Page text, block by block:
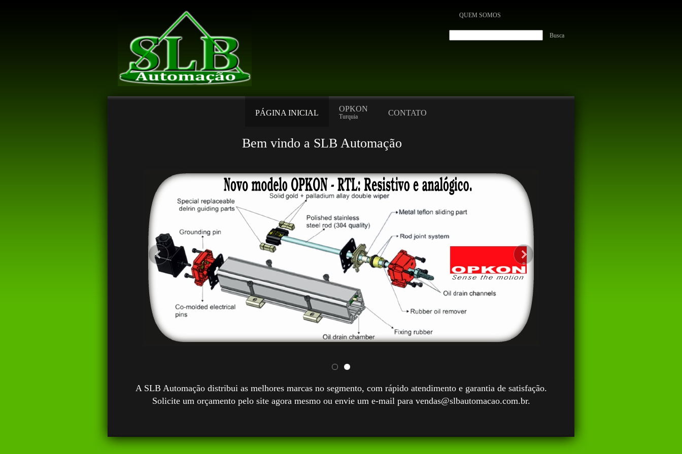
QUEM SOMOS
Busca
PÁGINA INICIAL OPKON
Turquia CONTATO
Bem vindo a SLB Automação
A SLB Automação distribui as melhores marcas no segmento, com rápido atendimento e garantia de satisfação.
Solicite um orçamento pelo site agora mesmo ou envie um e-mail para vendas@slbautomacao.com.br.